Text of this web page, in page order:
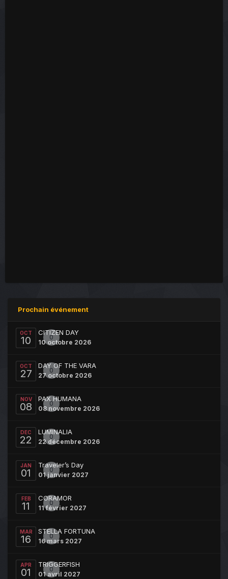
Prochain événement
OCT
10 0
CITIZEN DAY
10 octobre 2026
OCT
27 0
DAY OF THE VARA
27 octobre 2026
NOV
08 0
PAX HUMANA
08 novembre 2026
DEC
22 0
LUMINALIA
22 décembre 2026
JAN
01 0
Traveler’s Day
01 janvier 2027
FEB
11 0
CORAMOR
11 février 2027
MAR
16 0
STELLA FORTUNA
16 mars 2027
APR
01 0
TRIGGERFISH
01 avril 2027